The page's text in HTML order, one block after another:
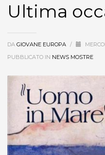
Ultima
DA GIOVANE EUROPA /
PUBBLICATO IN NEWS MOSTRE